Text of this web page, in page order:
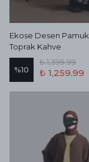
Ekose Desen
Toprak Kahve
%10
₺ 1,399.99
₺ 1,259.99